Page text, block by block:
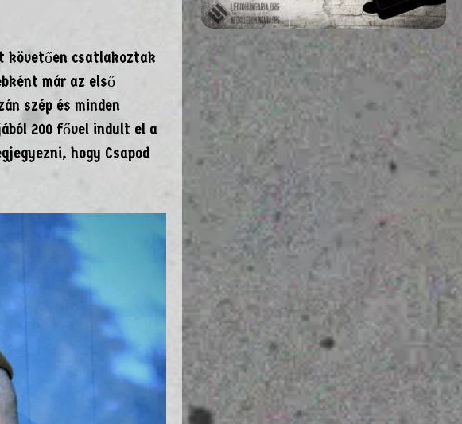
követően csatlakoztak
már az első
szép és minden
200 fővel indult el a
hogy Csapod